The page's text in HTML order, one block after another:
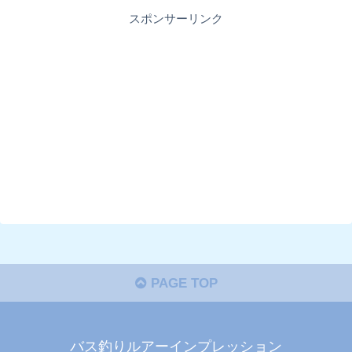
スポンサーリンク
PAGE TOP
バス釣りルアーインプレッション